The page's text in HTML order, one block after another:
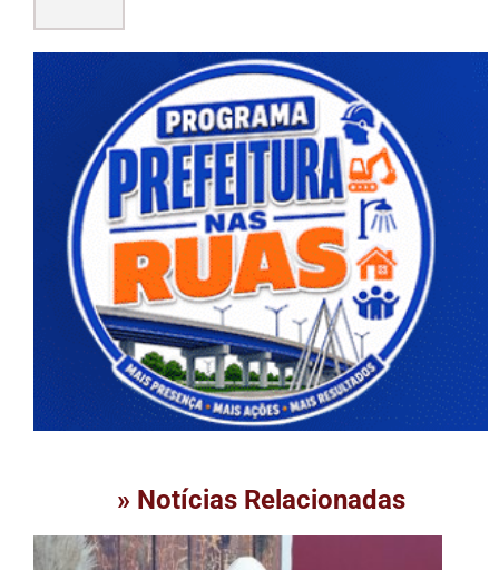
» Notícias Relacionadas